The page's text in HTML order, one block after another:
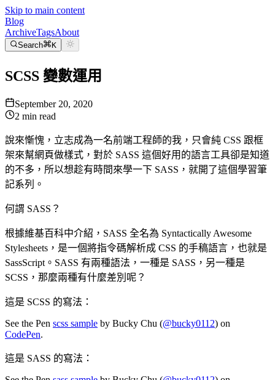
Skip to main content
Blog
ArchiveTagsAbout
Search K
SCSS 變數運用
September 20, 2020
2 min read
說來慚愧，立志成為一名前端工程師的我，只會純 CSS 跟框
架來幫網頁做樣式，對於 SASS 這個好用的語言工具卻是知道
的不多，所以想趁有時間來學一下 SASS，就開了這個學習筆
記系列。
何謂 SASS？
根據維基百科中介紹，SASS 全名為 Syntactically Awesome
Stylesheets，是一個將指令碼解析成 CSS 的手稿語言，也就是
SassScript。SASS 有兩種語法，一種是 SASS，另一種是
SCSS，那麼兩種有什麼差別呢？
這是 SCSS 的寫法：
See the Pen scss sample by Bucky Chu (@bucky0112) on
CodePen.
這是 SASS 的寫法：